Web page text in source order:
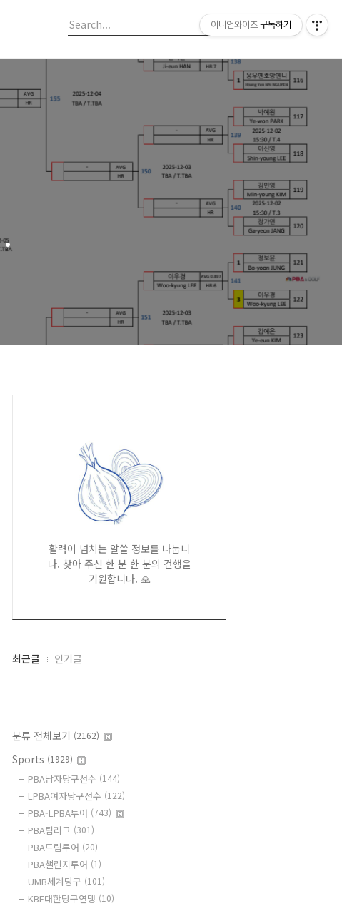
활력이 넘치는 알쓸 정보를 나눕니
다. 찾아 주신 한 분 한 분의 건행을
기원합니다. 🙏
최
기
글
최근글 인기글
분류 전체보기 (2162)
Sports (1929)
PBA남자당구선수 (144)
LPBA여자당구선수 (122)
PBA-LPBA투어 (743)
PBA팀리그 (301)
PBA드림투어 (20)
PBA챌린지투어 (1)
UMB세계당구 (101)
KBF대한당구연맹 (10)
어니언와이즈 구독하기